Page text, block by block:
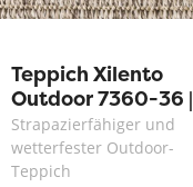
Teppich Xilento
Outdoor 7360-36 |
200 x 300 cm
Strapazierfähiger und
wetterfester Outdoor-
Teppich